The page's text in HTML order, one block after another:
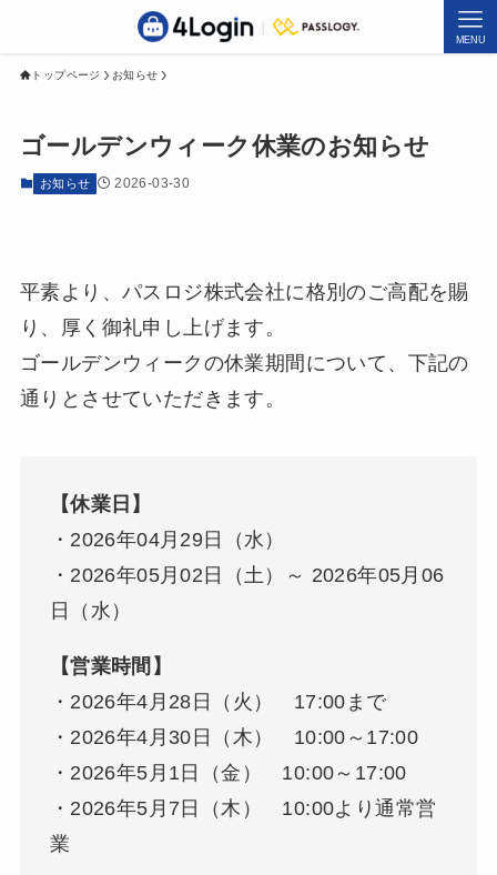
MENU
トップページ お知らせ
ゴールデンウィーク休業のお知らせ
お知らせ 2026-03-30
平素より、パスロジ株式会社に格別のご高配を賜
り、厚く御礼申し上げます。
ゴールデンウィークの休業期間について、下記の
通りとさせていただきます。
【休業日】
・2026年04月29日（水）
・2026年05月02日（土）～ 2026年05月06
日（水）
【営業時間】
・2026年4月28日（火） 17:00まで
・2026年4月30日（木） 10:00～17:00
・2026年5月1日（金） 10:00～17:00
・2026年5月7日（木） 10:00より通常営
業